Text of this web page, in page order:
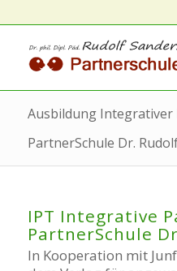
Ausbildung
PartnerSchule Dr.
IPT Integrative
PartnerSchule
In Kooperation mit